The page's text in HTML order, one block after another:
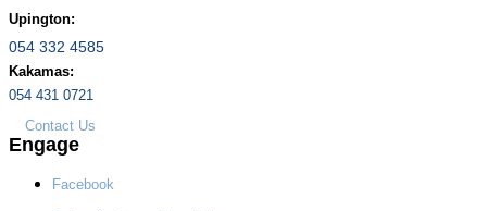
Upington:
054 332 4585
Kakamas:
054 431 0721
Contact Us
Engage
Facebook